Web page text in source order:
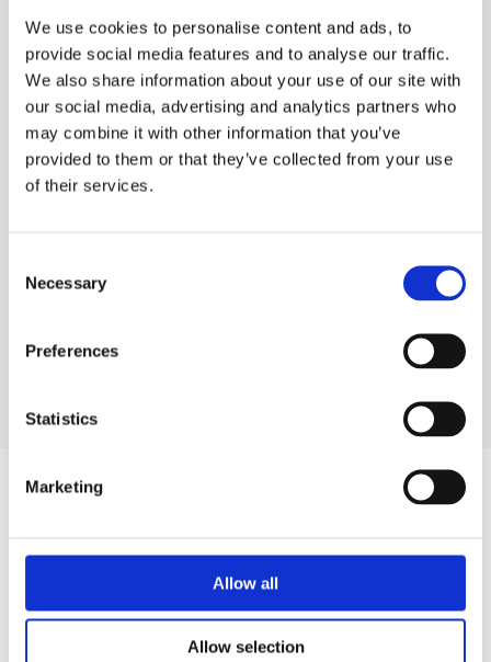
We use cookies to personalise content and ads, to
provide social media features and to analyse our traffic.
We also share information about your use of our site with
our social media, advertising and analytics partners who
may combine it with other information that you’ve
provided to them or that they’ve collected from your use
of their services.
Selection
Necessary
Preferences
Statistics
Marketing
Allow all
Allow selection
Envía este mensaje con el cupón a tus mistades
y família y así también podrán disfrutar de su
descuento.
Invia il buono come preferisci:
Envíalo como prefieras: tienes tiempo hasta el
Messenger
descuento es válidouna sola vez por
persona.